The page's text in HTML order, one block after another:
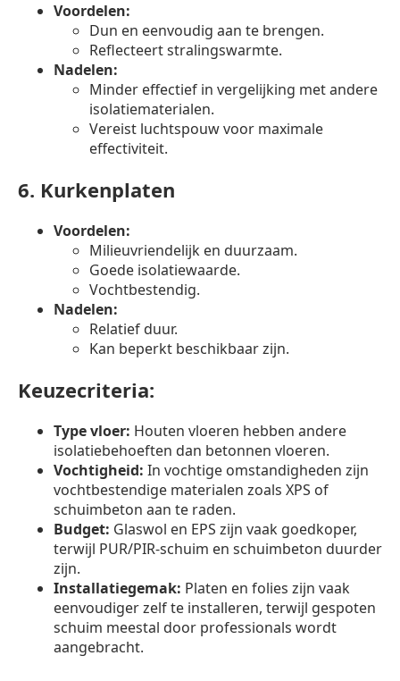
Voordelen:
Dun en eenvoudig aan te brengen.
Reflecteert stralingswarmte.
Nadelen:
Minder effectief in vergelijking met andere
isolatiematerialen.
Vereist luchtspouw voor maximale
effectiviteit.
6. Kurkenplaten
Voordelen:
Milieuvriendelijk en duurzaam.
Goede isolatiewaarde.
Vochtbestendig.
Nadelen:
Relatief duur.
Kan beperkt beschikbaar zijn.
Keuzecriteria:
Type vloer: Houten vloeren hebben andere
isolatiebehoeften dan betonnen vloeren.
Vochtigheid: In vochtige omstandigheden zijn
vochtbestendige materialen zoals XPS of
schuimbeton aan te raden.
Budget: Glaswol en EPS zijn vaak goedkoper,
terwijl PUR/PIR-schuim en schuimbeton duurder
zijn.
Installatiegemak: Platen en folies zijn vaak
eenvoudiger zelf te installeren, terwijl gespoten
schuim meestal door professionals wordt
aangebracht.